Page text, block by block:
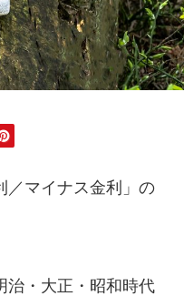
／マイナス金利」の
治・大正・昭和時代